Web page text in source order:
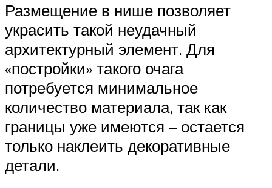
Размещение в нише позволяет
украсить такой неудачный
архитектурный элемент. Для
«постройки» такого очага
потребуется минимальное
количество материала, так как
границы уже имеются – остается
только наклеить декоративные
детали.